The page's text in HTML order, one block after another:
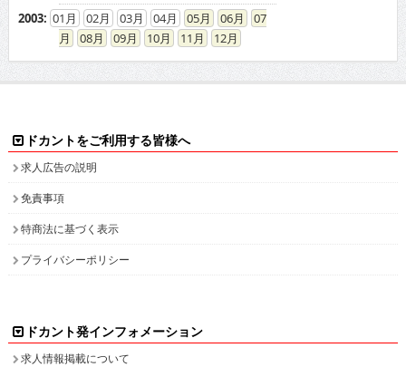
2003: 01 02 03 04 05 06
07
08
09 10 11 12
ドカントをご利用する皆様へ
求人広告の説明
免責事項
特商法に基づく表示
プライバシーポリシー
ドカント発インフォメーション
求人情報掲載について